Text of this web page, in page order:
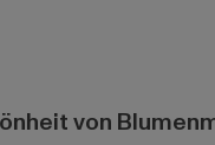
von